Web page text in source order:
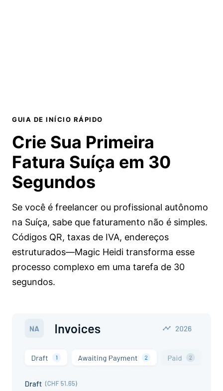
GUIA DE INÍCIO RÁPIDO
Crie Sua Primeira
Fatura Suíça em 30
Segundos
Se você é freelancer ou profissional autônomo
na Suíça, sabe que faturamento não é simples.
Códigos QR, taxas de IVA, endereços
estruturados—Magic Heidi transforma esse
processo complexo em uma tarefa de 30
segundos.